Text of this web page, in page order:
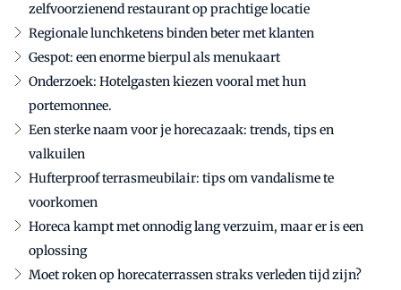
zelfvoorzienend restaurant op prachtige locatie
Regionale lunchketens binden beter met klanten
Gespot: een enorme bierpul als menukaart
Onderzoek: Hotelgasten kiezen vooral met hun
portemonnee.
Een sterke naam voor je horecazaak: trends, tips en
valkuilen
Hufterproof terrasmeubilair: tips om vandalisme te
voorkomen
Horeca kampt met onnodig lang verzuim, maar er is een
oplossing
Moet roken op horecaterrassen straks verleden tijd zijn?